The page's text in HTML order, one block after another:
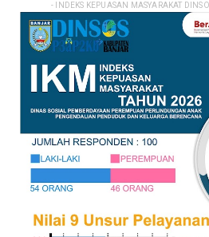
- INDEKS KEPUASAN MASYARAKAT